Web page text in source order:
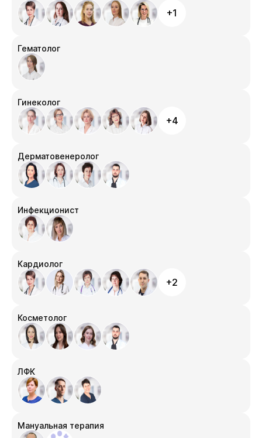
+1
Гематолог
Гинеколог
+4
Дерматовенеролог
Инфекционист
Кардиолог
+2
Косметолог
ЛФК
Мануальная терапия